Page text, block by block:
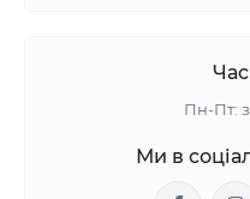
Пн-Пт:
Ми в